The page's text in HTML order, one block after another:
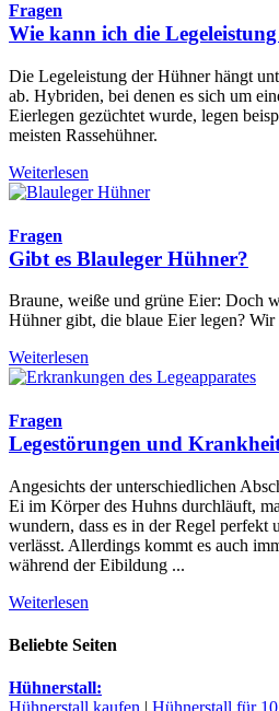
Fragen
Wie kann ich die
Die Legeleistung der Hühner hängt
ab. Hybriden, bei denen es sich um
Eierlegen gezüchtet wurde, legen
meisten Rassehühner.
Weiterlesen
Fragen
Gibt es Blauleger Hühner?
Braune, weiße und grüne Eier: Doch
Hühner gibt, die blaue Eier legen? Wir
Weiterlesen
Fragen
Legestörungen und
Angesichts der unterschiedlichen
Ei im Körper des Huhns durchläuft,
wundern, dass es in der Regel perfekt
verlässt. Allerdings kommt es auch
während der Eibildung ...
Weiterlesen
Beliebte Seiten
Hühnerstall: